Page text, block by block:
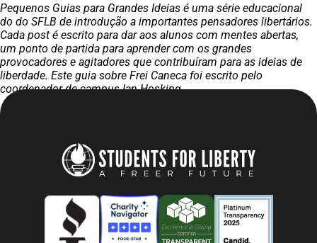
Pequenos Guias para Grandes Ideias é uma série educacional
do do SFLB de introdução a importantes pensadores libertários.
Cada post é escrito para dar aos alunos com mentes abertas,
um ponto de partida para aprender com os grandes
provocadores e agitadores que contribuíram para as ideias de
liberdade. Este guia sobre Frei Caneca foi escrito pelo
coordenador de campus Ian Hosking.